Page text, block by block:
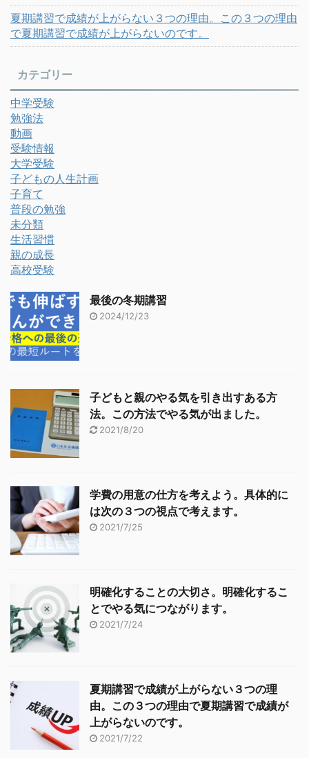
夏期講習で成績が上がらない３つの理由。この３つの理由
で夏期講習で成績が上がらないのです。
カテゴリー
中学受験
勉強法
動画
受験情報
大学受験
子どもの人生計画
子育て
普段の勉強
未分類
生活習慣
親の成長
高校受験
最後の冬期講習
2024/12/23
子どもと親のやる気を引き出すある方
法。この方法でやる気が出ました。
2021/8/20
学費の用意の仕方を考えよう。具体的に
は次の３つの視点で考えます。
2021/7/25
明確化することの大切さ。明確化するこ
とでやる気につながります。
2021/7/24
夏期講習で成績が上がらない３つの理
由。この３つの理由で夏期講習で成績が
上がらないのです。
2021/7/22